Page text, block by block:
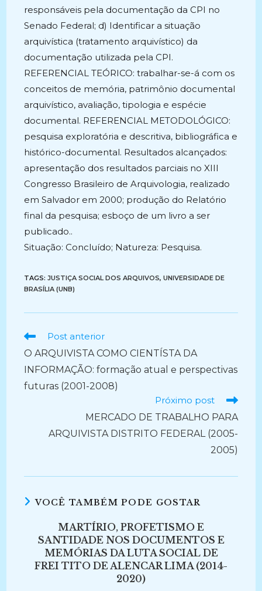
responsáveis pela documentação da CPI no
Senado Federal; d) Identificar a situação
arquivística (tratamento arquivístico) da
documentação utilizada pela CPI.
REFERENCIAL TEÓRICO: trabalhar-se-á com os
conceitos de memória, patrimônio documental
arquivístico, avaliação, tipologia e espécie
documental. REFERENCIAL METODOLÓGICO:
pesquisa exploratória e descritiva, bibliográfica e
histórico-documental. Resultados alcançados:
apresentação dos resultados parciais no XIII
Congresso Brasileiro de Arquivologia, realizado
em Salvador em 2000; produção do Relatório
final da pesquisa; esboço de um livro a ser
publicado..
Situação: Concluído; Natureza: Pesquisa.
TAGS:JUSTIÇA SOCIAL DOS ARQUIVOS, UNIVERSIDADE DE
BRASÍLIA (UNB)
Ler
artigos
Post anterior
O ARQUIVISTA COMO CIENTÍSTA DA
INFORMAÇÃO: formação atual e perspectivas
futuras (2001-2008)
Próximo post
MERCADO DE TRABALHO PARA
ARQUIVISTA DISTRITO FEDERAL (2005-
2005)
VOCÊ TAMBÉM PODE GOSTAR
MARTÍRIO, PROFETISMO E
SANTIDADE NOS DOCUMENTOS E
MEMÓRIAS DA LUTA SOCIAL DE
FREI TITO DE ALENCAR LIMA (2014-
2020)